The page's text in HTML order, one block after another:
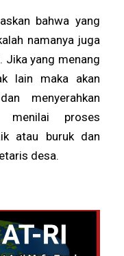
bahwa yang
namanya juga
Jika yang menang
lain maka akan
menyerahkan
menilai proses
atau buruk dan
desa.